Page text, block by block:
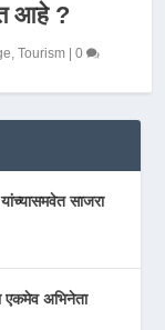
आहे ?
,Tourism |0
साजरा
एकमेव अभिनेता